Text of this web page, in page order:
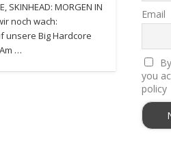
SKINHEAD: MORGEN IN
noch wach:
unsere Big Hardcore
…
Email
you
policy